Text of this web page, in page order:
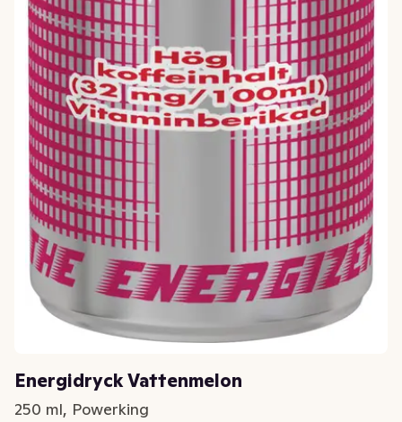
Energidryck Vattenmelon
250 ml, Powerking